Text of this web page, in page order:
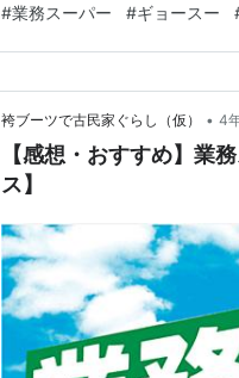
ョーに遠いんだけど、チャリ
早速店内へ。 ここは、やっぱ
#業務スーパー #ギョースー
袴ブーツで古民家ぐらし（仮） • 4
【感想・おすすめ】業
ス】